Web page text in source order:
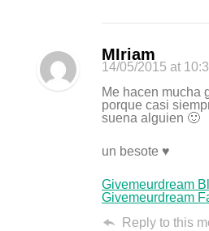
MIriam
14/05/2015 at
Me hacen mucha
porque casi
suena alguien 🙂
un besote ♥
Givemeurdream
Givemeurdream
Reply to this